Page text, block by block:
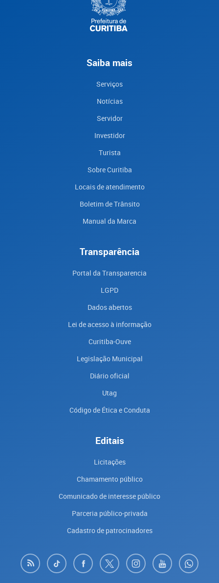
Saiba mais
Serviços
Notícias
Servidor
Investidor
Turista
Sobre Curitiba
Locais de atendimento
Boletim de Trânsito
Manual da Marca
Transparência
Portal da Transparencia
LGPD
Dados abertos
Lei de acesso à informação
Curitiba-Ouve
Legislação Municipal
Diário oficial
Utag
Código de Ética e Conduta
Editais
Licitações
Chamamento público
Comunicado de interesse público
Parceria público-privada
Cadastro de patrocinadores